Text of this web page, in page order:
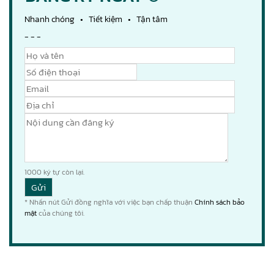
Nhanh chóng • Tiết kiệm • Tận tâm
- - -
1000 ký tự còn lại.
* Nhấn nút Gửi đồng nghĩa với việc bạn chấp thuận Chính sách bảo
mậtcủa chúng tôi.